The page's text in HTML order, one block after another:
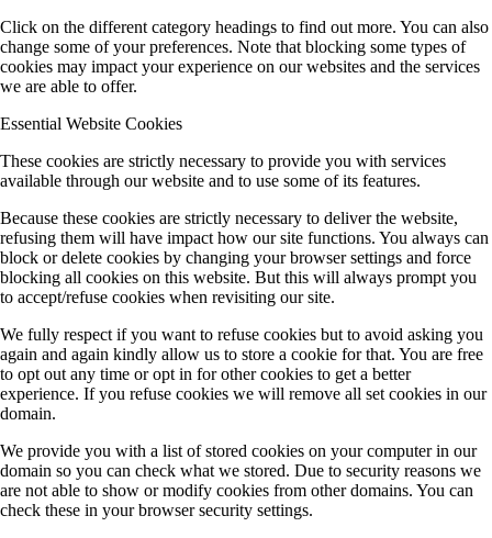
Click on the different category headings to find out more. You can also
change some of your preferences. Note that blocking some types of
cookies may impact your experience on our websites and the services
we are able to offer.
Essential Website Cookies
These cookies are strictly necessary to provide you with services
available through our website and to use some of its features.
Because these cookies are strictly necessary to deliver the website,
refusing them will have impact how our site functions. You always can
block or delete cookies by changing your browser settings and force
blocking all cookies on this website. But this will always prompt you
to accept/refuse cookies when revisiting our site.
We fully respect if you want to refuse cookies but to avoid asking you
again and again kindly allow us to store a cookie for that. You are free
to opt out any time or opt in for other cookies to get a better
experience. If you refuse cookies we will remove all set cookies in our
domain.
We provide you with a list of stored cookies on your computer in our
domain so you can check what we stored. Due to security reasons we
are not able to show or modify cookies from other domains. You can
check these in your browser security settings.